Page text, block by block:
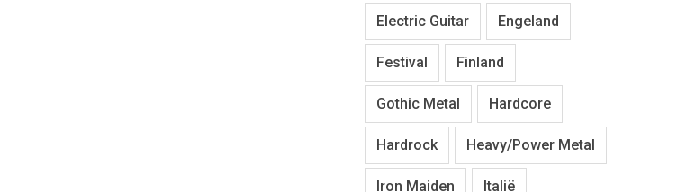
Electric Guitar Engeland
Festival Finland
Gothic Metal Hardcore
Hardrock Heavy/Power Metal
Iron Maiden Italië